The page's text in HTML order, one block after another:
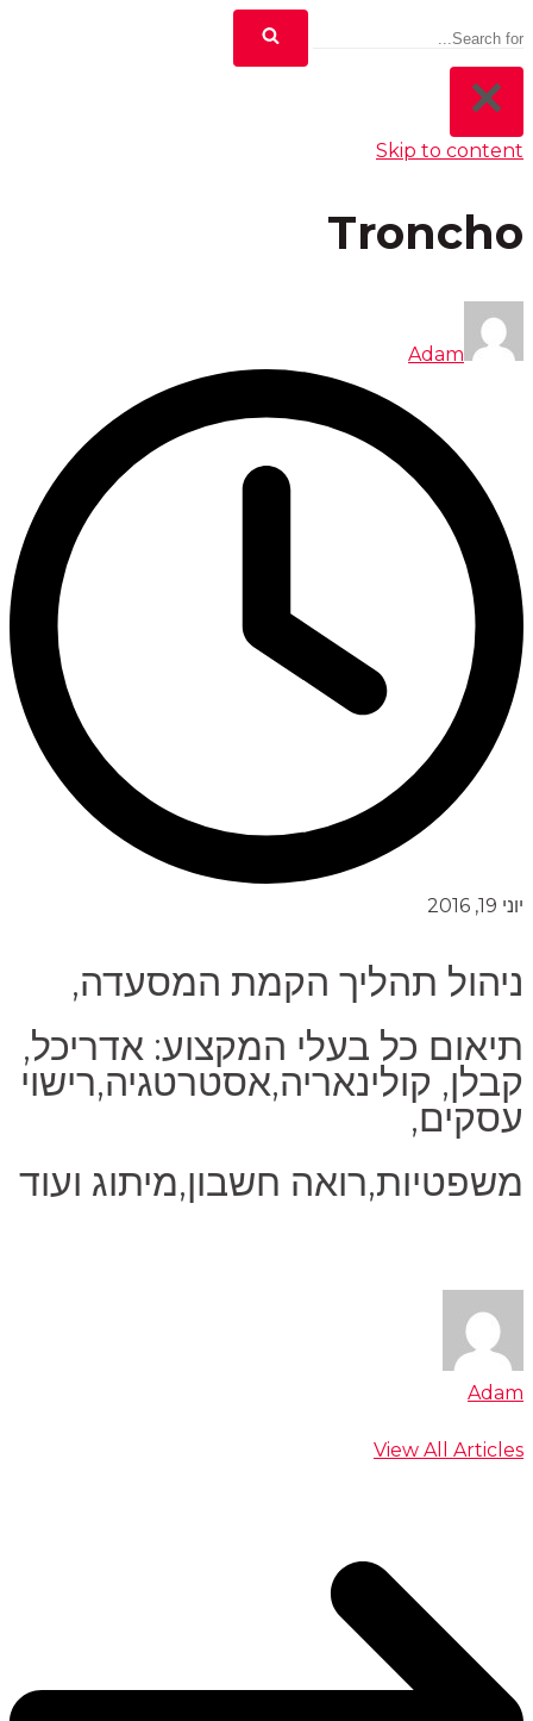
Skip to content
Troncho
Adam
יוני 19, 2016
ניהול תהליך הקמת המסעדה,
תיאום כל בעלי המקצוע: אדריכל,
קבלן, קולינאריה,אסטרטגיה,רישוי
עסקים,
משפטיות,רואה חשבון,מיתוג ועוד
Adam
View All Articles